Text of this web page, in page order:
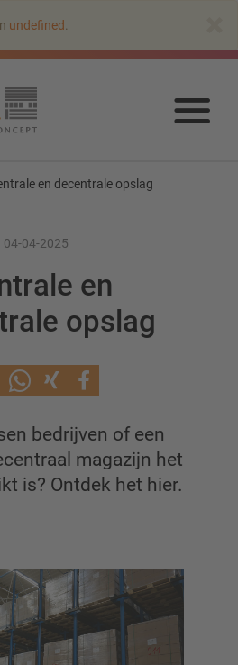
undefined
en decentrale opslag
04-04-2025
en
opslag
bedrijven of een
magazijn het
is? Ontdek het hier.
langgoed
uitvoeringen